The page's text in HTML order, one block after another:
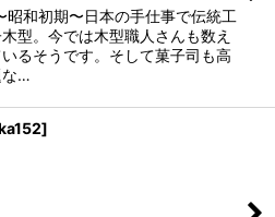
昭和初期〜日本の手仕事で伝統工
型。今では木型職人さんも数え
るそうです。そして菓子司も高
な…
]